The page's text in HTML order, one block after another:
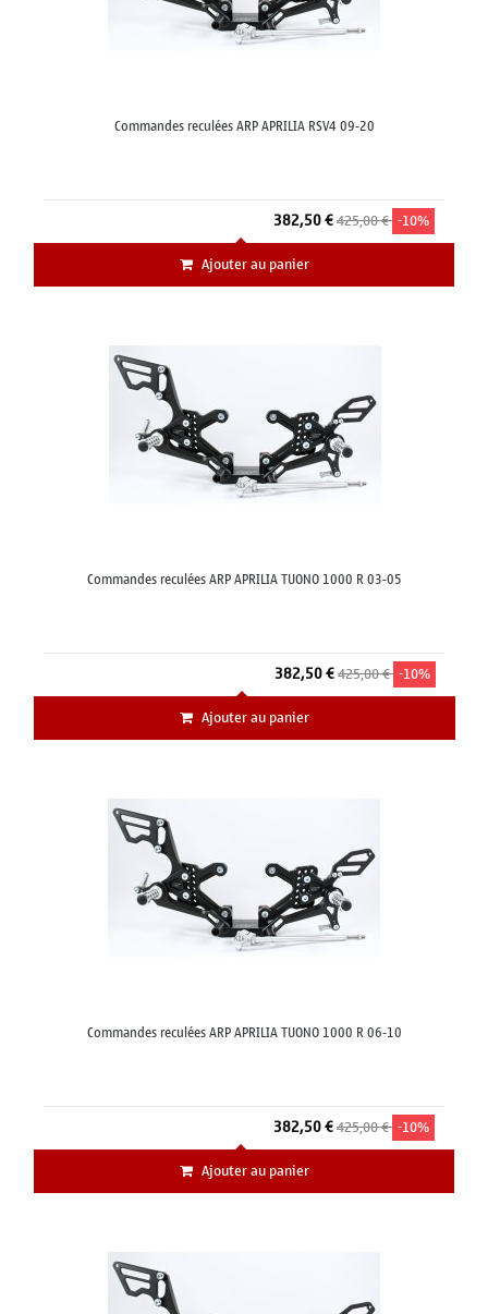
Commandes reculées ARP APRILIA RSV4 09-20
382,50 €425,00 € -10%
Ajouter au panier
Commandes reculées ARP APRILIA TUONO 1000 R 03-05
382,50 €425,00 € -10%
Ajouter au panier
Commandes reculées ARP APRILIA TUONO 1000 R 06-10
382,50 €425,00 € -10%
Ajouter au panier